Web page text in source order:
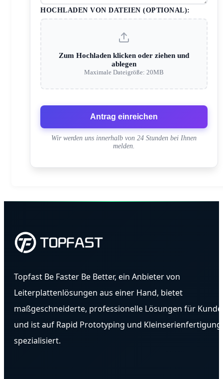
HOCHLADEN VON DATEIEN (OPTIONAL):
Zum Hochladen klicken oder ziehen und
ablegen
Maximale Dateigröße: 20MB
Antrag einreichen
Wir werden uns innerhalb von 24 Stunden bei Ihnen
melden.
Topfast Be Faster Be Better, ein Anbieter von
Leiterplattenlösungen aus einer Hand, bietet
maßgeschneiderte, professionelle Lösungen für
und ist auf Rapid Prototyping und Kleinserienfertigung
spezialisiert.